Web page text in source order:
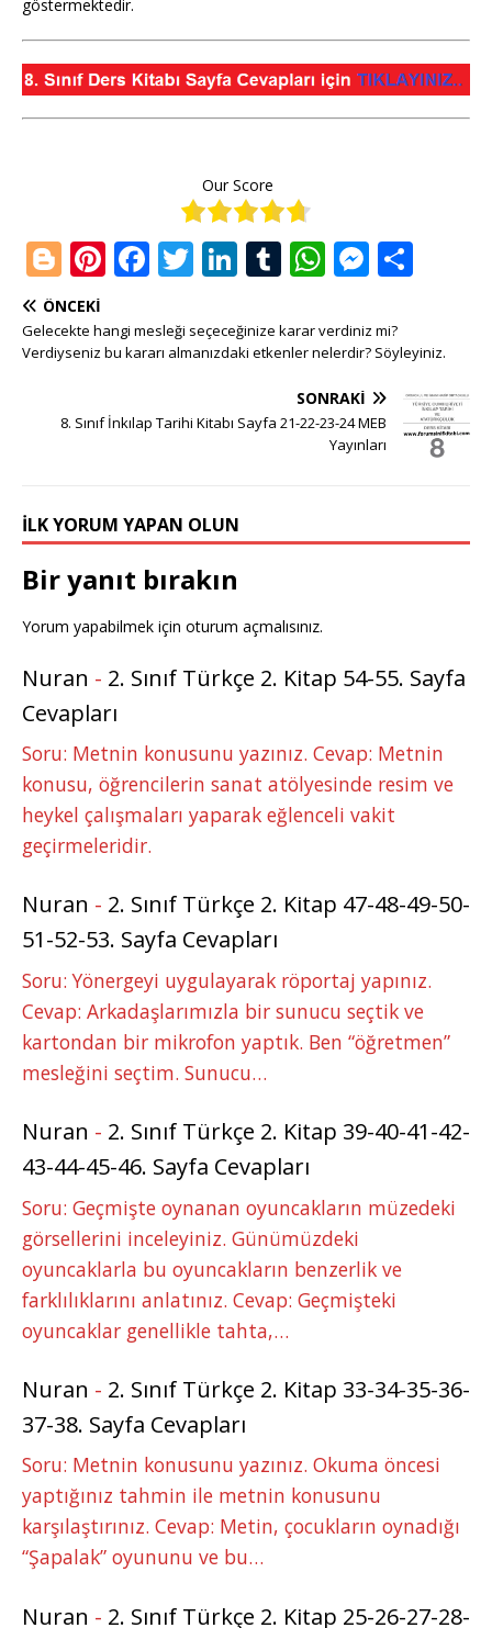
göstermektedir.
Our Score
Bl
o
g
g
r
Pi
te
r
st
F
c
e
o
T
it
te
Li
k
e
n
T
m
bl
W
at
s
A
p
p
M
ss
e
n
g
e
ÖNCEKI
Gelecekte hangi mesleği seçeceğinize karar verdiniz mi?
Verdiyseniz bu kararı almanızdaki etkenler nelerdir? Söyleyiniz.
SONRAKI
8. Sınıf İnkılap Tarihi Kitabı Sayfa 21-22-23-24 MEB
Yayınları
İLK YORUM YAPAN OLUN
Bir yanıt bırakın
Yorum yapabilmek için oturum açmalısınız.
Nuran - 2. Sınıf Türkçe 2. Kitap 54-55. Sayfa
Cevapları
Soru: Metnin konusunu yazınız. Cevap: Metnin
konusu, öğrencilerin sanat atölyesinde resim ve
heykel çalışmaları yaparak eğlenceli vakit
geçirmeleridir.
Nuran - 2. Sınıf Türkçe 2. Kitap 47-48-49-50-
51-52-53. Sayfa Cevapları
Soru: Yönergeyi uygulayarak röportaj yapınız.
Cevap: Arkadaşlarımızla bir sunucu seçtik ve
kartondan bir mikrofon yaptık. Ben “öğretmen”
mesleğini seçtim. Sunucu…
Nuran - 2. Sınıf Türkçe 2. Kitap 39-40-41-42-
43-44-45-46. Sayfa Cevapları
Soru: Geçmişte oynanan oyuncakların müzedeki
görsellerini inceleyiniz. Günümüzdeki
oyuncaklarla bu oyuncakların benzerlik ve
farklılıklarını anlatınız. Cevap: Geçmişteki
oyuncaklar genellikle tahta,…
Nuran - 2. Sınıf Türkçe 2. Kitap 33-34-35-36-
37-38. Sayfa Cevapları
Soru: Metnin konusunu yazınız. Okuma öncesi
yaptığınız tahmin ile metnin konusunu
karşılaştırınız. Cevap: Metin, çocukların oynadığı
“Şapalak” oyununu ve bu…
Nuran - 2. Sınıf Türkçe 2. Kitap 25-26-27-28-